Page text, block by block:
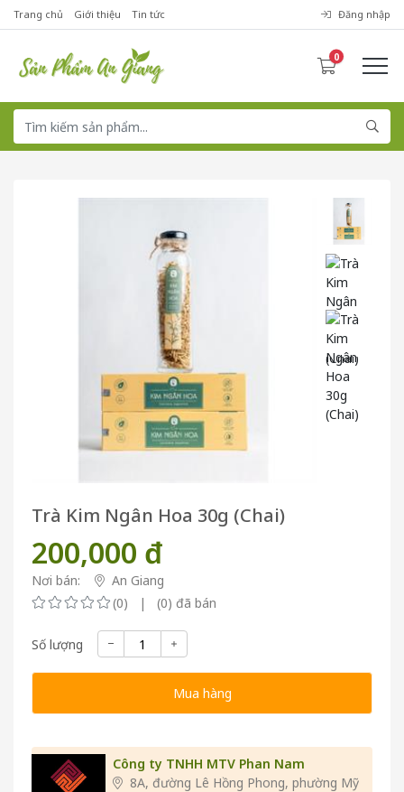
Trang chủ Giới thiệu Tin tức Đăng nhập
0
Trà Kim Ngân Hoa 30g (Chai)
200,000 đ
Nơi bán:
An Giang
(0) | (0) đã bán
Số lượng
Mua hàng
Công ty TNHH MTV Phan Nam
8A, đường Lê Hồng Phong, phường Mỹ